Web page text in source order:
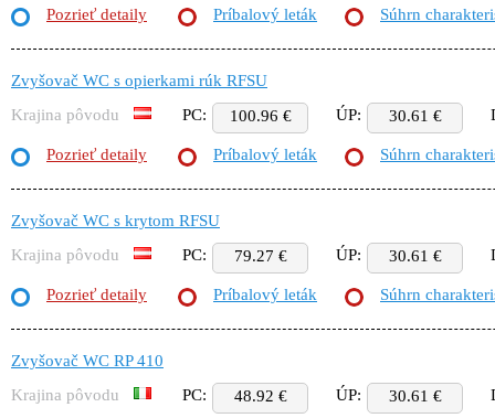
Pozrieť detaily Príbalový leták Súhrn
Zvyšovač WC s opierkami rúk RFSU
Krajina pôvodu
PC: 100.96 € ÚP: 30.61 €
Pozrieť detaily Príbalový leták Súhrn
Zvyšovač WC s krytom RFSU
Krajina pôvodu
PC: 79.27 € ÚP: 30.61 €
Pozrieť detaily Príbalový leták Súhrn
Zvyšovač WC RP 410
Krajina pôvodu
PC: 48.92 € ÚP: 30.61 €